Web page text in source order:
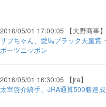
2016/05/01 17:00:05 【大野商事】
サブちゃん、愛馬ブラック天皇賞
ポーツニッポン
2016/05/01 16:30:05 【jra】
太宰啓介騎手、JRA通算500勝達